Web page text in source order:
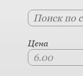
Цена